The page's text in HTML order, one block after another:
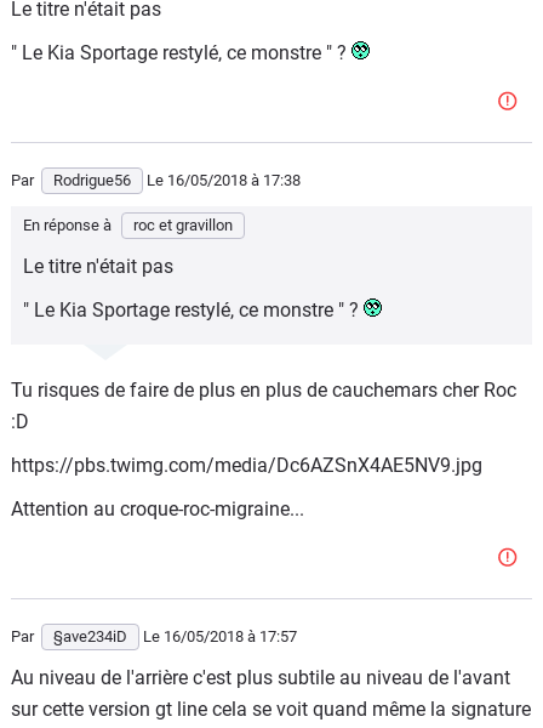
Le titre n'était pas
" Le Kia Sportage restylé, ce monstre " ?
Par Rodrigue56 Le 16/05/2018 à 17:38
En réponse à roc et gravillon
Le titre n'était pas
" Le Kia Sportage restylé, ce monstre " ?
Tu risques de faire de plus en plus de cauchemars cher Roc
:D
https://pbs.twimg.com/media/Dc6AZSnX4AE5NV9.jpg
Attention au croque-roc-migraine...
Par §ave234iD Le 16/05/2018 à 17:57
Au niveau de l'arrière c'est plus subtile au niveau de l'avant
sur cette version gt line cela se voit quand même la signature